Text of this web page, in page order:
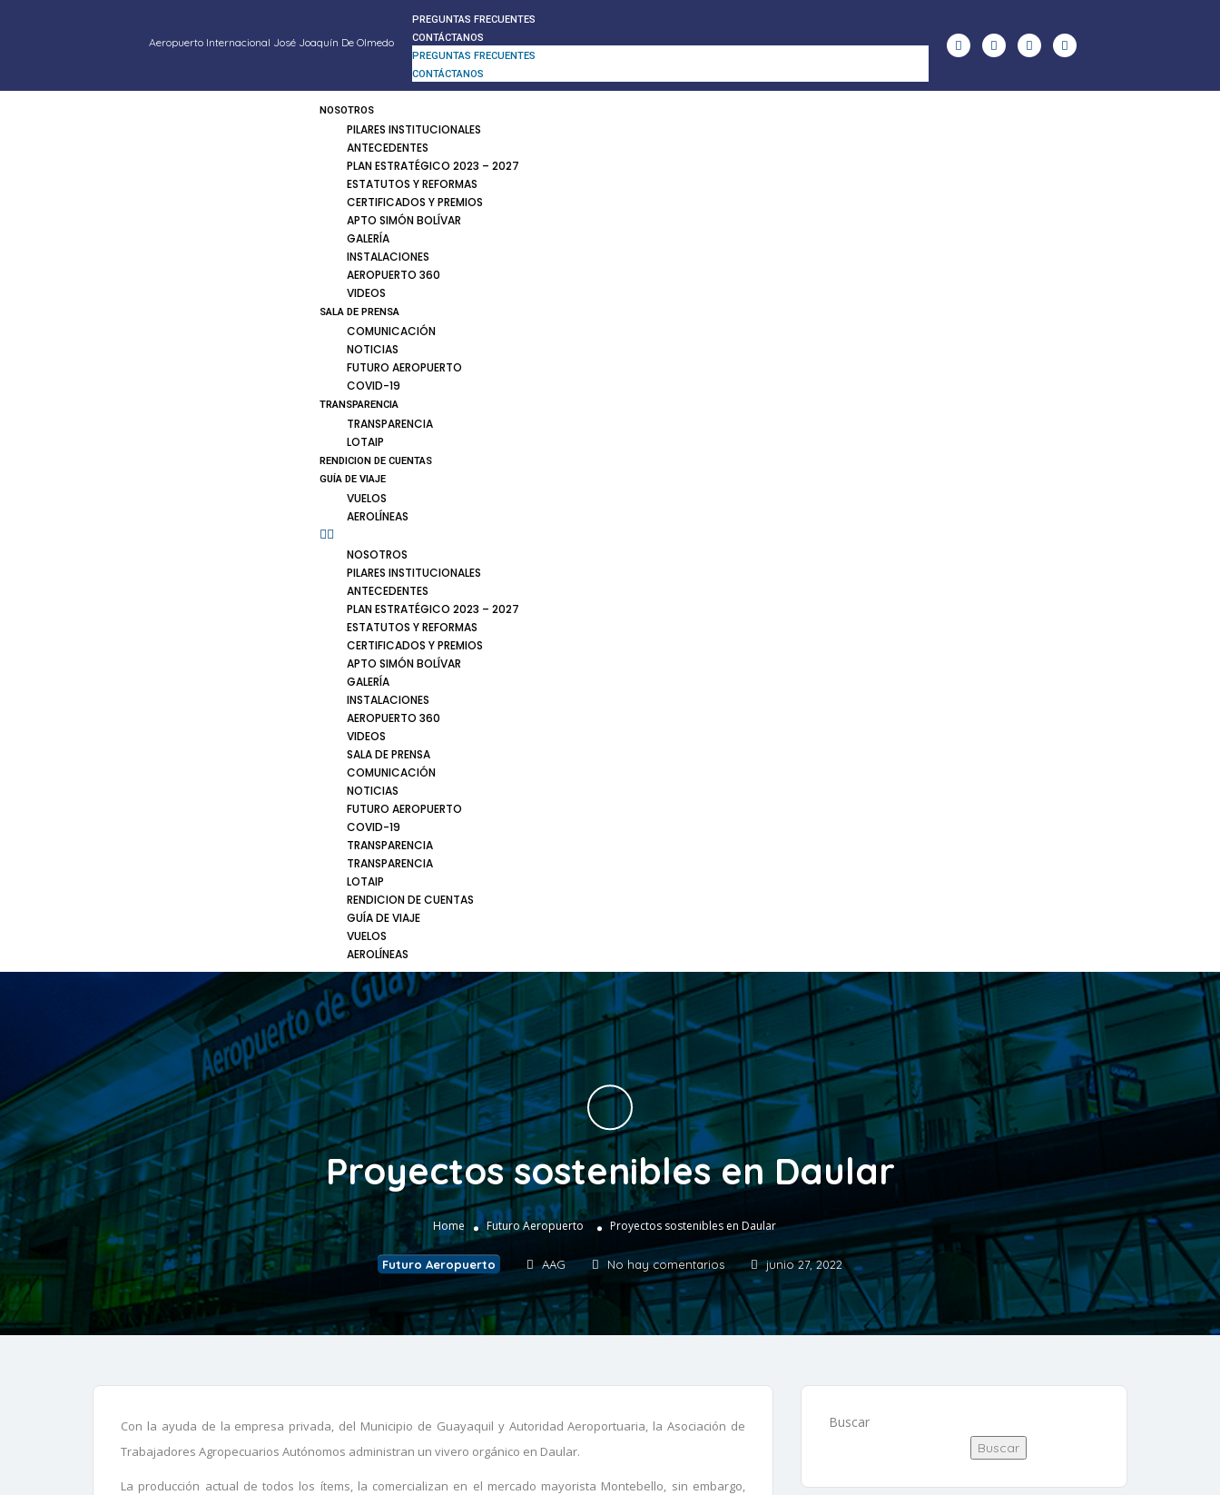
Aeropuerto Internacional José Joaquín De Olmedo
PREGUNTAS FRECUENTES
CONTÁCTANOS
PREGUNTAS FRECUENTES
CONTÁCTANOS
NOSOTROS
PILARES INSTITUCIONALES
ANTECEDENTES
PLAN ESTRATÉGICO 2023 – 2027
ESTATUTOS Y REFORMAS
CERTIFICADOS Y PREMIOS
APTO SIMÓN BOLÍVAR
GALERÍA
INSTALACIONES
AEROPUERTO 360
VIDEOS
SALA DE PRENSA
COMUNICACIÓN
NOTICIAS
FUTURO AEROPUERTO
COVID-19
TRANSPARENCIA
TRANSPARENCIA
LOTAIP
RENDICION DE CUENTAS
GUÍA DE VIAJE
VUELOS
AEROLÍNEAS
NOSOTROS
PILARES INSTITUCIONALES
ANTECEDENTES
PLAN ESTRATÉGICO 2023 – 2027
ESTATUTOS Y REFORMAS
CERTIFICADOS Y PREMIOS
APTO SIMÓN BOLÍVAR
GALERÍA
INSTALACIONES
AEROPUERTO 360
VIDEOS
SALA DE PRENSA
COMUNICACIÓN
NOTICIAS
FUTURO AEROPUERTO
COVID-19
TRANSPARENCIA
TRANSPARENCIA
LOTAIP
RENDICION DE CUENTAS
GUÍA DE VIAJE
VUELOS
AEROLÍNEAS
Proyectos sostenibles en Daular
Home Futuro Aeropuerto Proyectos sostenibles en Daular
Futuro Aeropuerto AAG No hay comentarios junio 27, 2022
Con la ayuda de la empresa privada, del Municipio de Guayaquil y Autoridad Aeroportuaria, la Asociación de
Trabajadores Agropecuarios Autónomos administran un vivero orgánico en Daular.
La producción actual de todos los ítems, la comercializan en el mercado mayorista Montebello, sin embargo,
Buscar
Buscar